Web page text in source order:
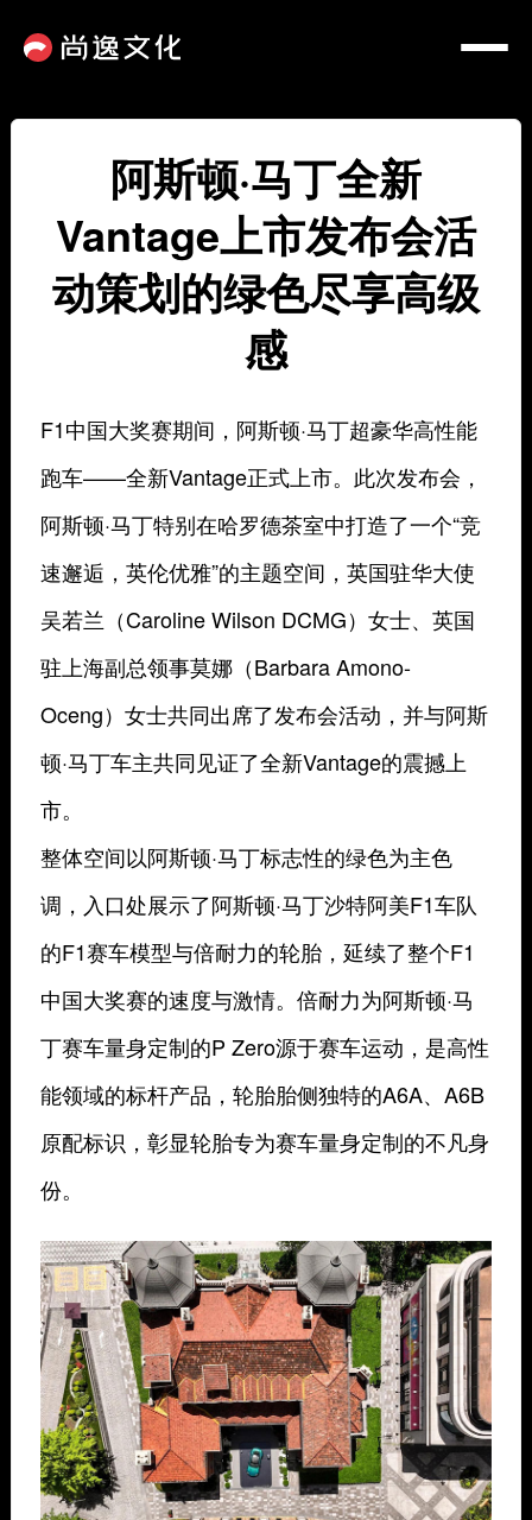
阿斯顿·马丁全新
Vantage上市发布会活
动策划的绿色尽享高级
感
F1中国大奖赛期间，阿斯顿·马丁超豪华高性能
跑车——全新Vantage正式上市。此次发布会，
阿斯顿·马丁特别在哈罗德茶室中打造了一个“竞
速邂逅，英伦优雅”的主题空间，英国驻华大使
吴若兰（Caroline Wilson DCMG）女士、英国
驻上海副总领事莫娜（Barbara Amono-
Oceng）女士共同出席了发布会活动，并与阿斯
顿·马丁车主共同见证了全新Vantage的震撼上
市。
整体空间以阿斯顿·马丁标志性的绿色为主色
调，入口处展示了阿斯顿·马丁沙特阿美F1车队
的F1赛车模型与倍耐力的轮胎，延续了整个F1
中国大奖赛的速度与激情。倍耐力为阿斯顿·马
丁赛车量身定制的P Zero源于赛车运动，是高性
能领域的标杆产品，轮胎胎侧独特的A6A、A6B
原配标识，彰显轮胎专为赛车量身定制的不凡身
份。